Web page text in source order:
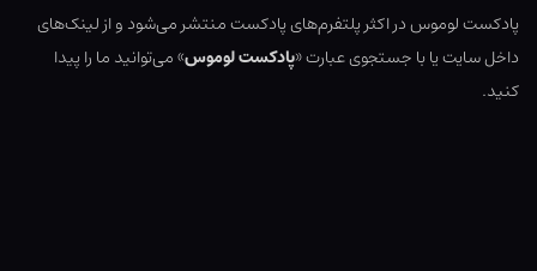
پادکست لوموس در اکثر پلتفرم‌های پادکست منتشر می‌شود و از لینک‌های
داخل سایت یا با جستجوی عبارت «پادکست لوموس» می‌توانید ما را پیدا
کنید.